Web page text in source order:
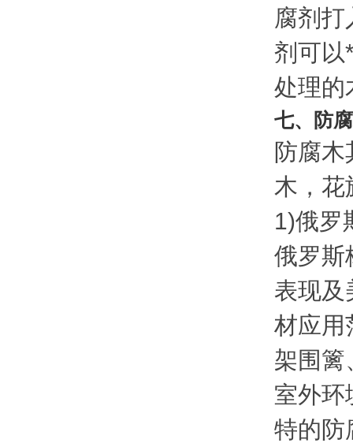
腐剂
剂可以
处理的
七、防
防腐
木，花
1)俄罗
俄罗斯
表现及
材应用
架围篱
室外环
特的防